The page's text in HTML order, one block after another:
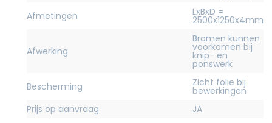
Afmetingen
LxBxD =
2500x1250x4mm
Afwerking
Bramen kunnen
voorkomen bij
knip- en
ponswerk
Bescherming
Zicht folie bij
bewerkingen
Prijs op aanvraag
JA